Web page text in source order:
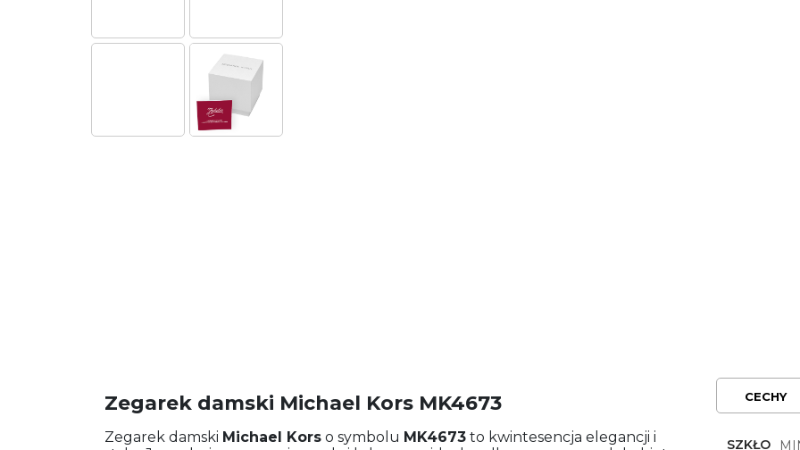
Zegarek damski Michael Kors MK4673
Zegarek damski Michael Kors o symbolu MK4673 to kwintesencja elegancji i
CECHY
SZKŁO